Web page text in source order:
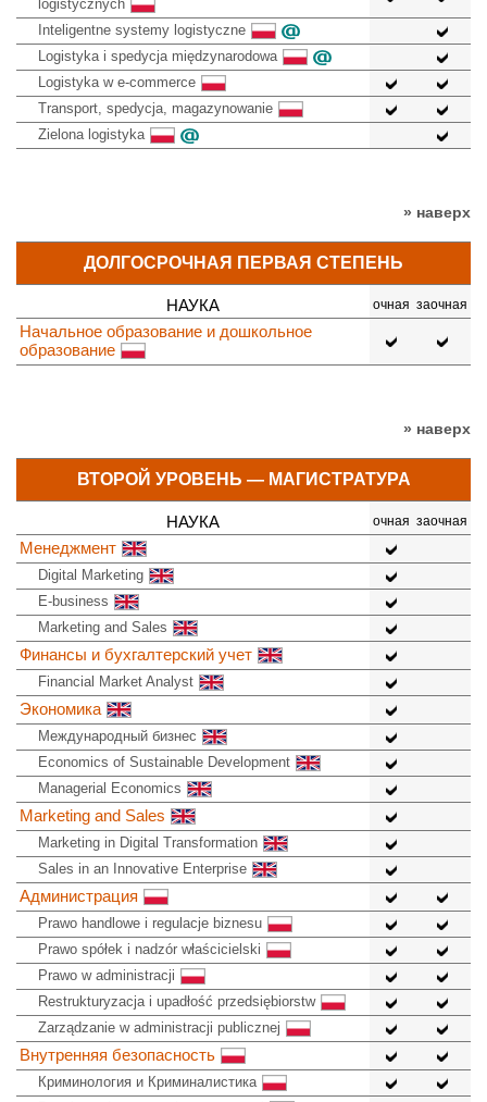
logistycznych
Inteligentne systemy logistyczne
Logistyka i spedycja międzynarodowa
Logistyka w e-commerce
Transport, spedycja, magazynowanie
Zielona logistyka
» наверх
ДОЛГОСРОЧНАЯ ПЕРВАЯ СТЕПЕНЬ
НАУКА очная заочная
Начальное образование и дошкольное
образование
» наверх
ВТОРОЙ УРОВЕНЬ — МАГИСТРАТУРА
НАУКА очная заочная
Менеджмент
Digital Marketing
E-business
Marketing and Sales
Финансы и бухгалтерский учет
Financial Market Analyst
Экономика
Международный бизнес
Economics of Sustainable Development
Managerial Economics
Marketing and Sales
Marketing in Digital Transformation
Sales in an Innovative Enterprise
Администрация
Prawo handlowe i regulacje biznesu
Prawo spółek i nadzór właścicielski
Prawo w administracji
Restrukturyzacja i upadłość przedsiębiorstw
Zarządzanie w administracji publicznej
Внутренняя безопасность
Криминология и Криминалистика